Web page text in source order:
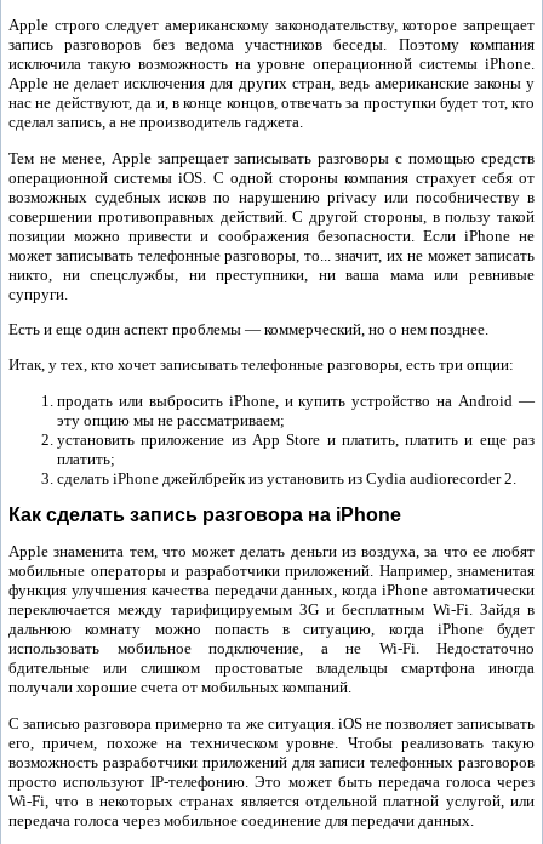
Apple строго следует американскому законодательству, которое запрещает
запись разговоров без ведома участников беседы. Поэтому компания
исключила такую возможность на уровне операционной системы iPhone.
Apple не делает исключения для других стран, ведь американские законы у
нас не действуют, да и, в конце концов, отвечать за проступки будет тот, кто
сделал запись, а не производитель гаджета.
Тем не менее, Apple запрещает записывать разговоры с помощью средств
операционной системы iOS. C одной стороны компания страхует себя от
возможных судебных исков по нарушению privacy или пособничеству в
совершении противоправных действий. С другой стороны, в пользу такой
позиции можно привести и соображения безопасности. Если iPhone не
может записывать телефонные разговоры, то... значит, их не может записать
никто, ни спецслужбы, ни преступники, ни ваша мама или ревнивые
супруги.
Есть и еще один аспект проблемы — коммерческий, но о нем позднее.
Итак, у тех, кто хочет записывать телефонные разговоры, есть три опции:
продать или выбросить iPhone, и купить устройство на Android —
эту опцию мы не рассматриваем;
установить приложение из App Store и платить, платить и еще раз
платить;
сделать iPhone джейлбрейк из установить из Cydia audiorecorder 2.
Как сделать запись разговора на iPhone
Apple знаменита тем, что может делать деньги из воздуха, за что ее любят
мобильные операторы и разработчики приложений. Например, знаменитая
функция улучшения качества передачи данных, когда iPhone автоматически
переключается между тарифицируемым 3G и бесплатным Wi-Fi. Зайдя в
дальнюю комнату можно попасть в ситуацию, когда iPhone будет
использовать мобильное подключение, а не Wi-Fi. Недостаточно
бдительные или слишком простоватые владельцы смартфона иногда
получали хорошие счета от мобильных компаний.
С записью разговора примерно та же ситуация. iOS не позволяет записывать
его, причем, похоже на техническом уровне. Чтобы реализовать такую
возможность разработчики приложений для записи телефонных разговоров
просто используют IP-телефонию. Это может быть передача голоса через
Wi-Fi, что в некоторых странах является отдельной платной услугой, или
передача голоса через мобильное соединение для передачи данных.